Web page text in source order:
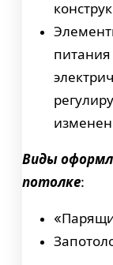
Виды
потолке: